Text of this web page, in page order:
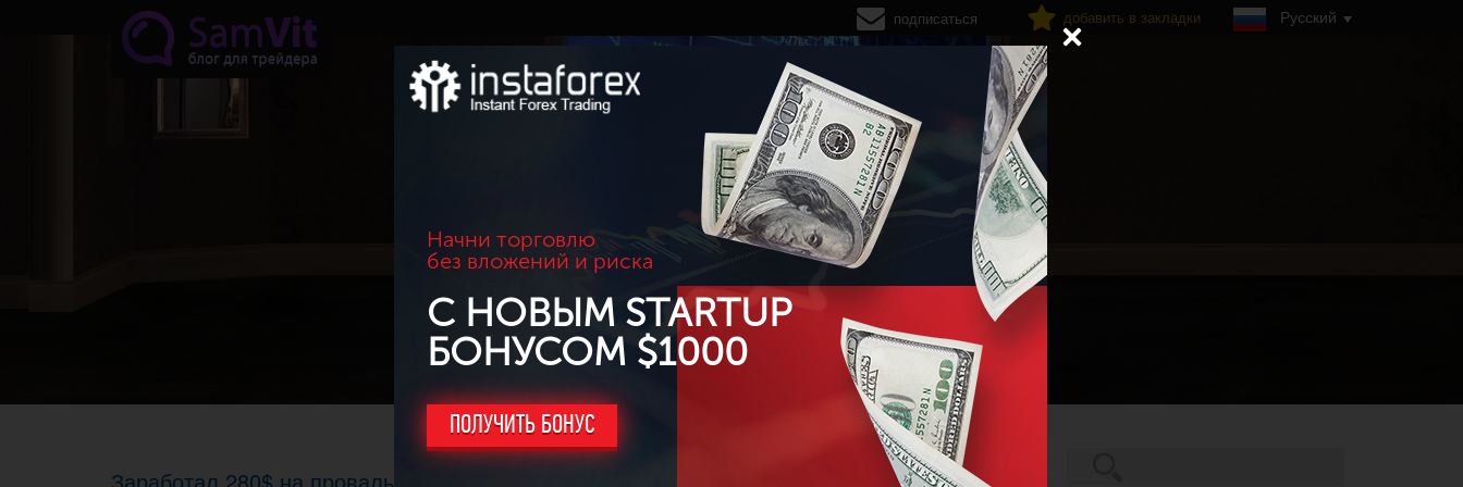
Перейти к основному содержанию
Начни торговлю
без вложений и риска
С НОВЫМ STARTUP
БОНУСОМ $1000
ПОЛУЧИТЬ БОНУС
подписаться добавить в закладки Русский